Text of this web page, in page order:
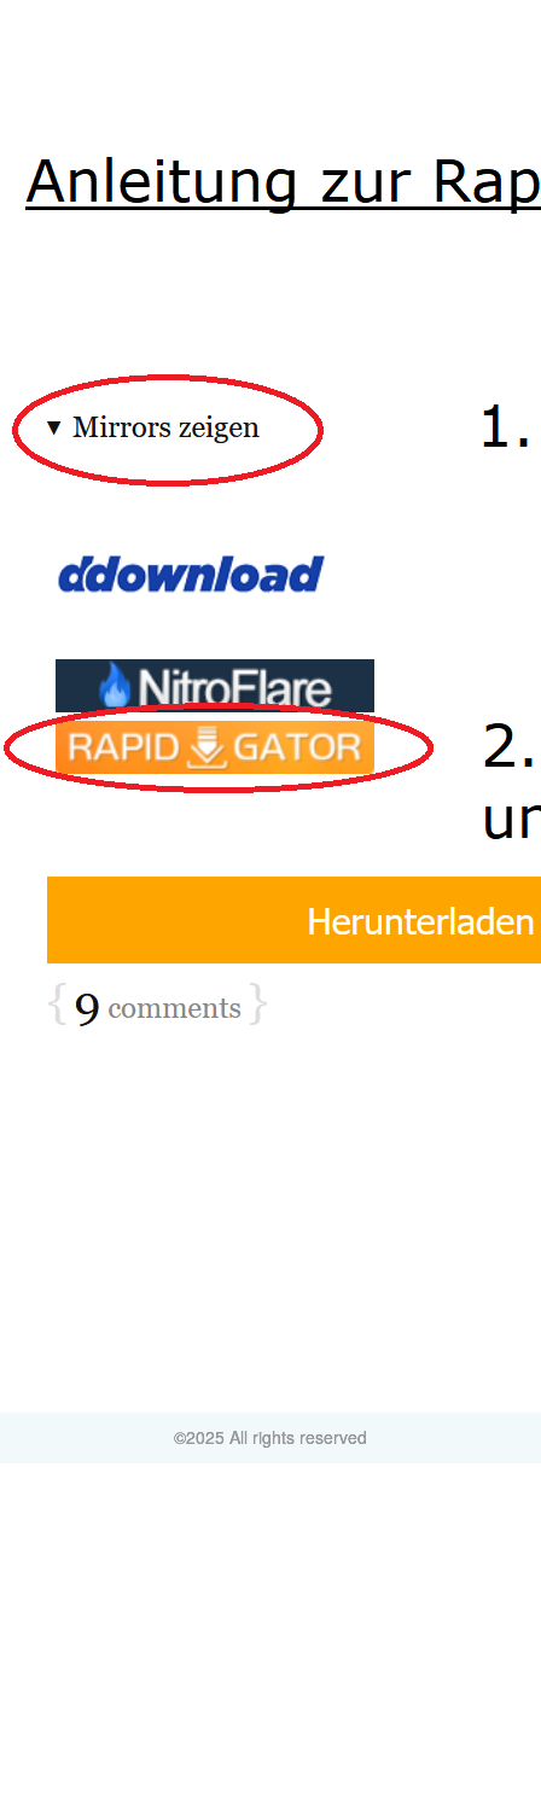
©2025 All rights reserved